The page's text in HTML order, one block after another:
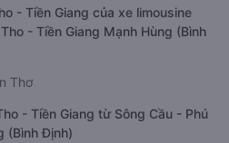
- Tiền Giang của xe limousine
- Tiền Giang Mạnh Hùng (Bình
Thơ
- Tiền Giang từ Sông Cầu - Phú
(Bình Định)